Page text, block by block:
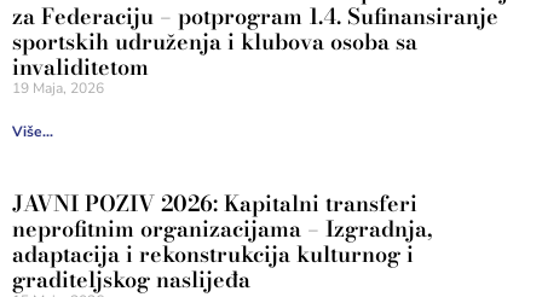
za Federaciju – potprogram 1.4. Sufinansiranje
sportskih udruženja i klubova osoba sa
invaliditetom
19 Maja, 2026
Više...
JAVNI POZIV 2026: Kapitalni transferi
neprofitnim organizacijama – Izgradnja,
adaptacija i rekonstrukcija kulturnog i
graditeljskog naslijeđa